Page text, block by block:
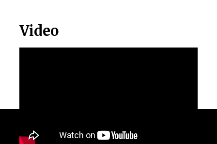
Video